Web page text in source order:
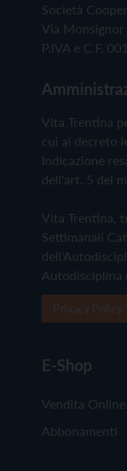
Società
Via
P.IVA e C.F.
Vita Trentina
cui al decreto
Indicazione
dell'art. 5 del
Vita Trentina,
Settimanali
Autodisciplina
E-Shop
Vendita Online
Abbonamenti